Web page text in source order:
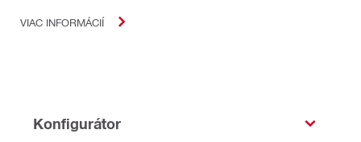
VIAC INFORMÁCIÍ
Konfigurátor